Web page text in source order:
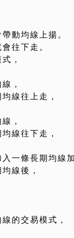
動均線上揚。
往下走。
，
，
線往上走，
，
線往下走，
一條長期均線
線後，
的交易模式，